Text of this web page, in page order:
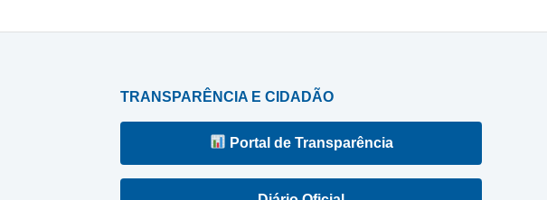
TRANSPARÊNCIA E CIDADÃO
Portal de Transparência